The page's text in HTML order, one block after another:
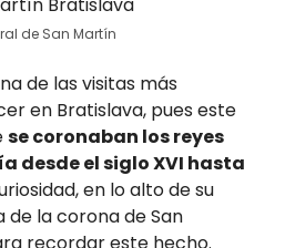
de San Martín
de las visitas más
en Bratislava, pues este
se coronaban los reyes
desde el siglo XVI hasta
en lo alto de su
la corona de San